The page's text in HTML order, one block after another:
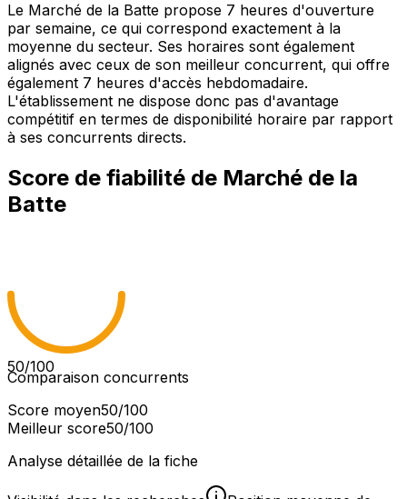
Le Marché de la Batte propose 7 heures d'ouverture
par semaine, ce qui correspond exactement à la
moyenne du secteur. Ses horaires sont également
alignés avec ceux de son meilleur concurrent, qui offre
également 7 heures d'accès hebdomadaire.
L'établissement ne dispose donc pas d'avantage
compétitif en termes de disponibilité horaire par rapport
à ses concurrents directs.
Score de fiabilité de Marché de la
Batte
50/100
Comparaison concurrents
Score moyen50/100
Meilleur score50/100
Analyse détaillée de la fiche